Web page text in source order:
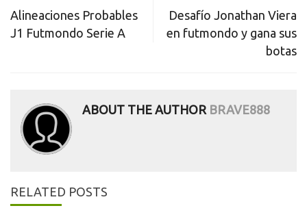
navigation
Alineaciones Probables
J1 Futmondo Serie A
Desafío Jonathan Viera
en futmondo y gana sus
botas
ABOUT THE AUTHOR BRAVE888
RELATED POSTS